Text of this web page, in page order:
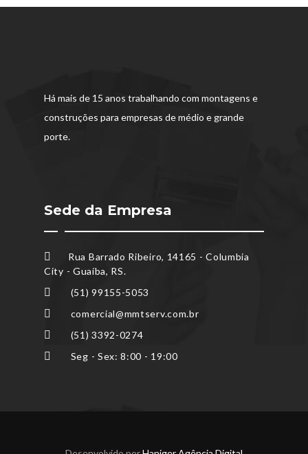
Há mais de 15 anos trabalhando com montagens e
construções para empresas de médio e grande
porte.
Sede da Empresa
Rua Barrado Ribeiro, 14165 - Columbia
City - Guaíba, RS.
(51) 99155-5053
comercial@mmtserv.com.br
(51) 3392-0274
Seg - Sex: 8:00 - 19:00